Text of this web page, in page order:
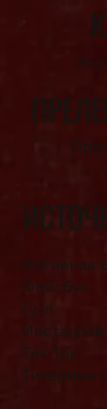
За
Нативная
Фейсбук
Гугл
Инстаграм
Тик Ток
Тизерные